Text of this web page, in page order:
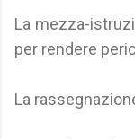
La mezza-
per rendere
La